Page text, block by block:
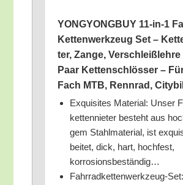
YONGYONGBUY 11-in‑1
Ket­ten­werk­zeug Set –
ter, Zan­ge, Ver­schleiß­leh­re
Paar Ket­ten­schlös­ser –
Fach MTB, Renn­rad,
Exqui­si­tes Mate­ri­al: Unser
ket­ten­nie­ter besteht aus
gem Stahl­ma­te­ri­al, ist
bei­tet, dick, hart, hoch­fest,
korrosionsbeständig…
Fahr­rad­ket­ten­werk­zeug-